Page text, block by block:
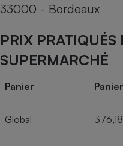
33000 - Bordeaux
PRIX PRATIQUÉS
SUPERMARCHÉ
Panier
Global